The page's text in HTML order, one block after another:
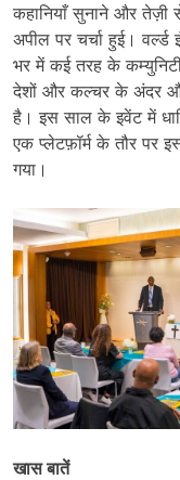
कहानियाँ सुनाने और
अपील पर चर्चा हुई। वर्ल्ड
भर में कई तरह के कम्युनिटी
देशों और कल्चर के अंदर और
है। इस साल के इवेंट में
एक प्लेटफ़ॉर्म के तौर पर
गया।
खास बातें